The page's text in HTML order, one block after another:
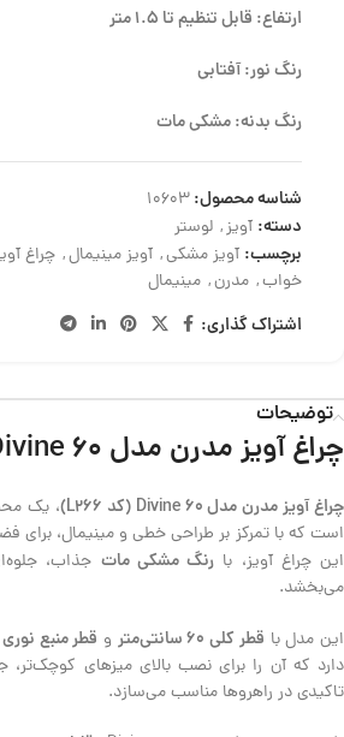
ارتفاع: قابل تنظیم تا 1.5 متر
رنگ نور: آفتابی
رنگ بدنه: مشکی مات
شناسه محصول:10603
دسته: آویز, لوستر
برچسب: آویز مشکی, آویز مینیمال, چراغ
خواب, مدرن, مینیمال
اشتراک گذاری:
توضیحات
چراغ آویز مدرن مدل 60 Divine
چراغ آویز مدرن مدل 60 Divine (کد L266)
، یک
است که با تمرکز بر طراحی خطی و مینیمال، برای
این چراغ آویز، با رنگ مشکی مات جذاب،
می‌بخشد.
این مدل با قطر کلی ۶۰ سانتی‌متر و قطر منبع نوری ۲۲ سانتی‌متر
دارد که آن را برای نصب بالای میزهای کوچک‌تر،
تاکیدی در راهروها مناسب می‌سازد.